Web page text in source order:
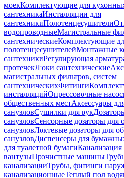
моекКомплектующие для
сантехникаИнсталляции для
сантехникиПолотенцесушители
водопроводныеМагистральные
сантехническиеКомплектующие
полотенцесушителейМонтажные
сантехникиРегулирующая
протечекЛюки сантехнические
магистральных фильтров, систем
сантехническихФитинги
инсталляцийОпрессовочные
общественных местАксессуары
санузловСушилки для рук
санузловСенсорные дозаторы для
санузловЛоктевые дозаторы для
санузловДиспенсеры для
для туалетной бумагиКанализация
вантузыПрочистные машины
канализацииТрубы, фитинги
канализационныеТеплый пол